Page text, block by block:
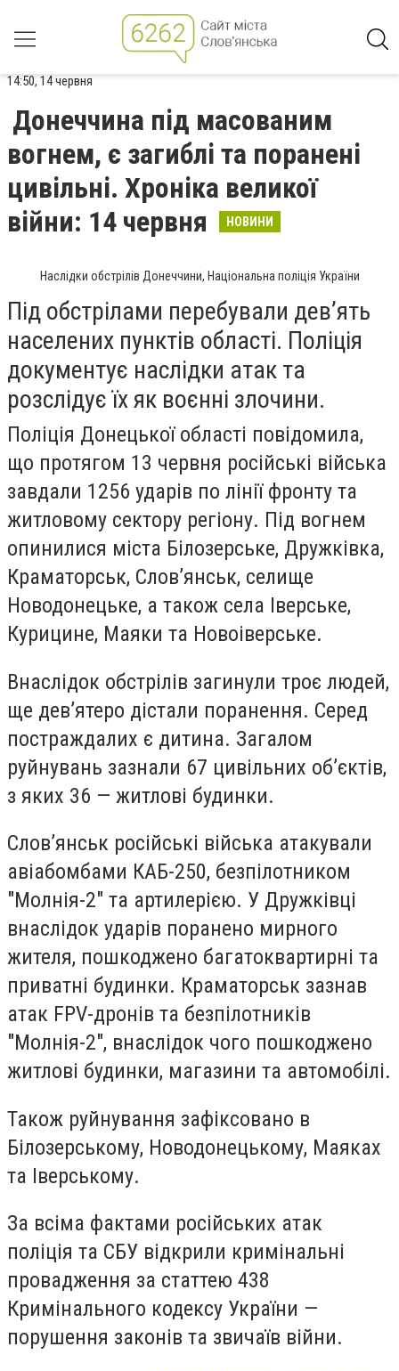
14:50, 14 червня
Донеччина під масованим
вогнем, є загиблі та поранені
цивільні. Хроніка великої
війни: 14 червня
НОВИНИ
Наслідки обстрілів Донеччини, Національна поліція України
Під обстрілами перебували дев’ять
населених пунктів області. Поліція
документує наслідки атак та
розслідує їх як воєнні злочини.
Поліція Донецької області повідомила,
що протягом 13 червня російські війська
завдали 1256 ударів по лінії фронту та
житловому сектору регіону. Під вогнем
опинилися міста Білозерське, Дружківка,
Краматорськ, Слов’янськ, селище
Новодонецьке, а також села Іверське,
Курицине, Маяки та Новоіверське.
Внаслідок обстрілів загинули троє людей,
ще дев’ятеро дістали поранення. Серед
постраждалих є дитина. Загалом
руйнувань зазнали 67 цивільних об’єктів,
з яких 36 — житлові будинки.
Слов’янськ російські війська атакували
авіабомбами КАБ-250, безпілотником
"Молнія-2" та артилерією. У Дружківці
внаслідок ударів поранено мирного
жителя, пошкоджено багатоквартирні та
приватні будинки. Краматорськ зазнав
атак FPV-дронів та безпілотників
"Молнія-2", внаслідок чого пошкоджено
житлові будинки, магазини та автомобілі.
Також руйнування зафіксовано в
Білозерському, Новодонецькому, Маяках
та Іверському.
За всіма фактами російських атак
поліція та СБУ відкрили кримінальні
провадження за статтею 438
Кримінального кодексу України —
порушення законів та звичаїв війни.